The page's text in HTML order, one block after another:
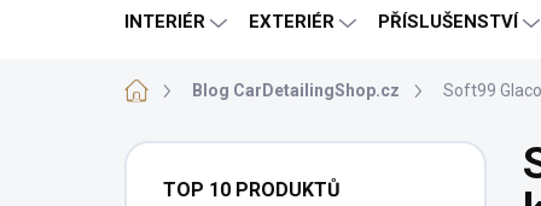
INTERIÉR EXTERIÉR PŘÍSLUŠENSTVÍ
DomůBlog CarDetailingShop.cz Soft99
P
TOP 10 PRODUKTŮ